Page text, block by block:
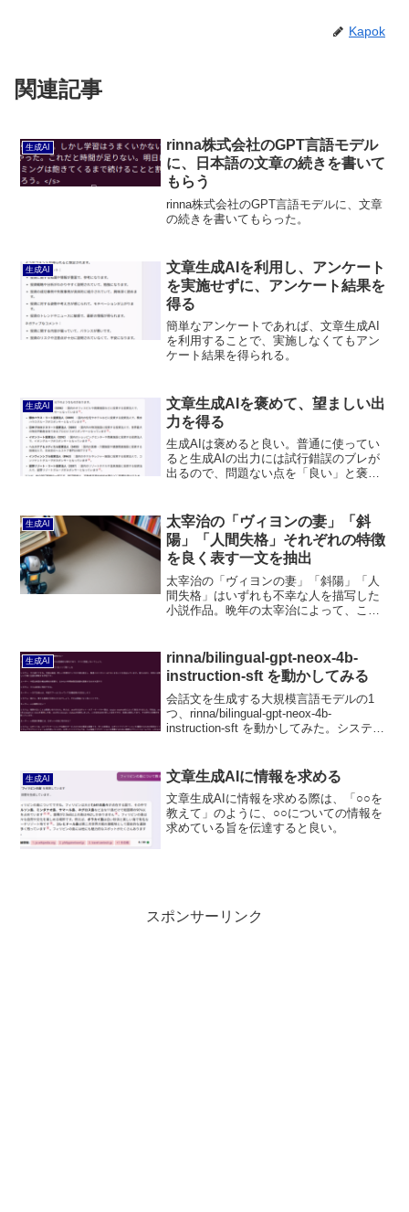
Kapok
関連記事
生成AI
rinna株式会社のGPT言語モデル
に、日本語の文章の続きを書いて
もらう
rinna株式会社のGPT言語モデルに、文章
の続きを書いてもらった。
生成AI
文章生成AIを利用し、アンケート
を実施せずに、アンケート結果を
得る
簡単なアンケートであれば、文章生成AI
を利用することで、実施しなくてもアン
ケート結果を得られる。
生成AI
文章生成AIを褒めて、望ましい出
力を得る
生成AIは褒めると良い。普通に使ってい
ると生成AIの出力には試行錯誤のブレが
出るので、問題ない点を「良い」と褒め
生成AI
太宰治の「ヴィヨンの妻」「斜
陽」「人間失格」それぞれの特徴
を良く表す一文を抽出
太宰治の「ヴィヨンの妻」「斜陽」「人
間失格」はいずれも不幸な人を描写した
小説作品。晩年の太宰治によって、この
法の変化に気付いた。
生成AI
rinna/bilingual-gpt-neox-4b-
instruction-sft を動かしてみる
会話文を生成する大規模言語モデルの1
つ、rinna/bilingual-gpt-neox-4b-
instruction-sft を動かしてみた。システム
面白い。
生成AI 文章生成AIに情報を求める
文章生成AIに情報を求める際は、「○○を
教えて」のように、○○についての情報を
求めている旨を伝達すると良い。
スポンサーリンク